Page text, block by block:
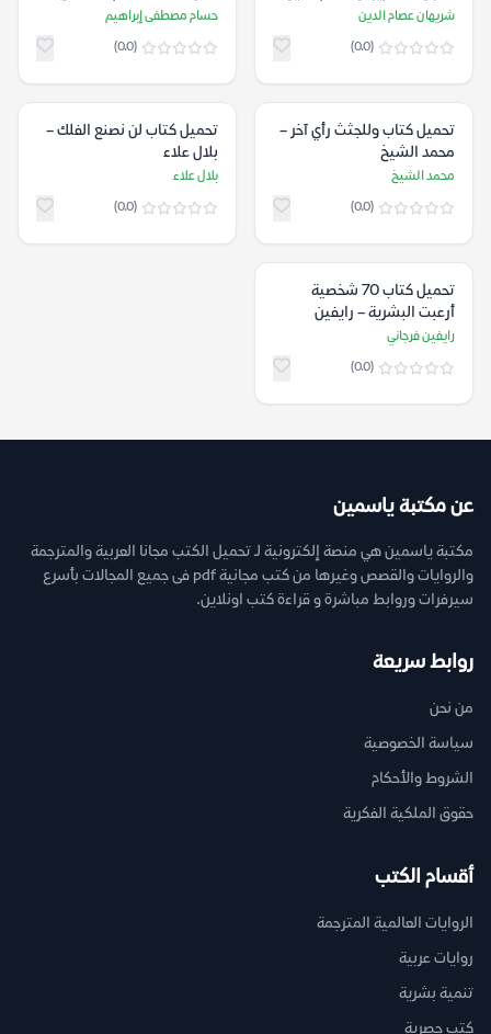
شريهان عصام الدين
(0.0)
إبراهيم
حسام مصطفى إبراهيم
(0.0)
تحميل كتاب وللجثث رأي آخر –
محمد الشيخ
محمد الشيخ
(0.0)
تحميل كتاب لن نصنع الفلك –
بلال علاء
بلال علاء
(0.0)
تحميل كتاب 70 شخصية
أرعبت البشرية – رايفين
فرجاني
رايفين فرجاني
(0.0)
عن مكتبة ياسمين
مكتبة ياسمين هي منصة إلكترونية لـ تحميل الكتب مجانا العربية والمترجمة
والروايات والقصص وغيرها من كتب مجانية pdf فى جميع المجالات بأسرع
سيرفرات وروابط مباشرة و قراءة كتب اونلاين.
روابط سريعة
من نحن
سياسة الخصوصية
الشروط والأحكام
حقوق الملكية الفكرية
أقسام الكتب
الروايات العالمية المترجمة
روايات عربية
تنمية بشرية
كتب حصرية